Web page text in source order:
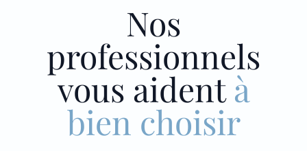
Nos
professionnels
vous aidentà
bien choisir